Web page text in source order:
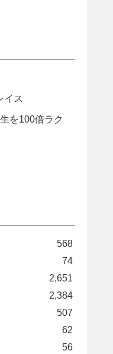
イス
を100倍ラク
568
74
2,651
2,384
507
62
56